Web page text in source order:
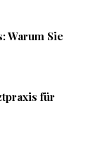
Warum Sie
für